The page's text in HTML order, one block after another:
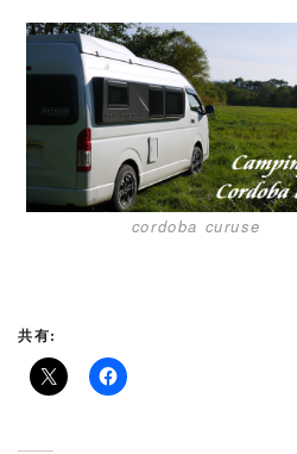
cordoba curuse
共有: